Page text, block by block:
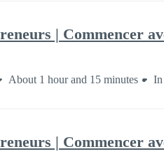
| Commencer
About 1 hour and 15 minutes In
| Commencer